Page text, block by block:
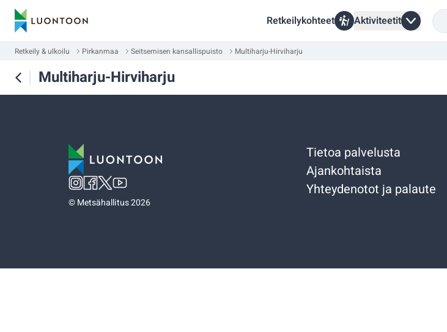
Retkeilykohteet Aktiviteetit
Retkeily & ulkoilu Pirkanmaa Seitsemisen kansallispuisto Multiharju-Hirviharju
Multiharju-Hirviharju
©Metsähallitus 2026
Tietoa palvelusta
Ajankohtaista
Yhteydenotot ja palaute